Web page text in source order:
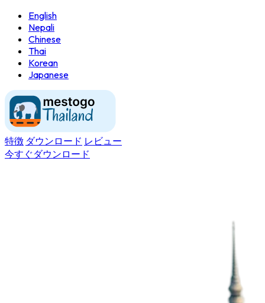
English
Nepali
Chinese
Thai
Korean
Japanese
特徴 ダウンロード レビュー
今すぐダウンロード